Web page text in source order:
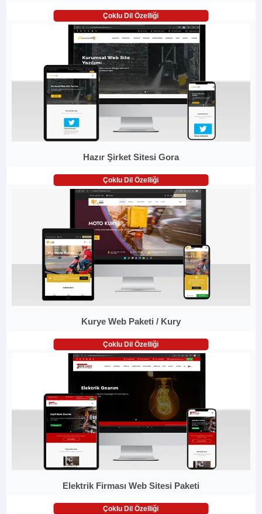
Çoklu Dil Özelliği
Hazır Şirket Sitesi Gora
Çoklu Dil Özelliği
Kurye Web Paketi / Kury
Çoklu Dil Özelliği
Elektrik Firması Web Sitesi Paketi
Çoklu Dil Özelliği